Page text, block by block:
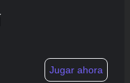
Jugar ahora